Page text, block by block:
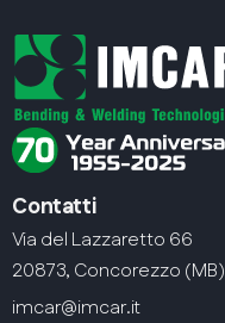
Contatti
Via del Lazzaretto 66
20873, Concorezzo (MB)
imcar@imcar.it